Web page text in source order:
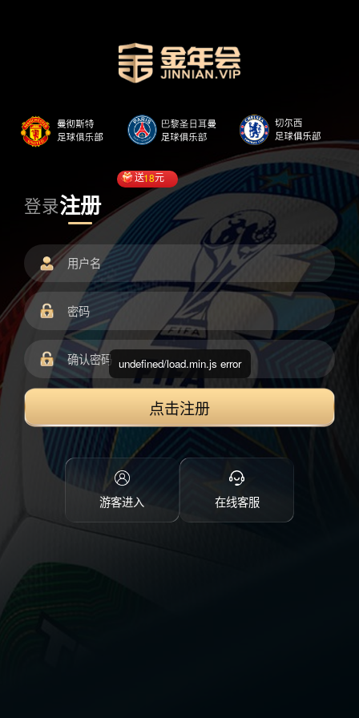
登录注册
送18元
点击注册
游客进入 在线客服
undefined/load.min.js error